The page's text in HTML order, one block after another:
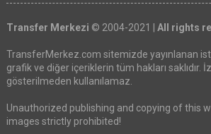
Transfer Merkezi © 2004-2021 | All rights
TransferMerkez.com sitemizde yayınlanan
grafik ve diğer içeriklerin tüm hakları saklıdır.
gösterilmeden kullanılamaz.
Unauthorized publishing and copying of this
images strictly prohibited!